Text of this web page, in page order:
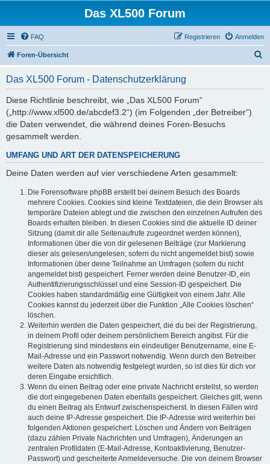
Das XL500 Forum
FAQ Anmelden
Registrieren
Foren-Übersicht
Das XL500 Forum - Datenschutzerklärung
Diese Richtlinie beschreibt, wie „Das XL500 Forum“
(„http://www.xl500.de/abcdef3.2“) (im Folgenden „der Betreiber“)
die Daten verwendet, die während deines Foren-Besuchs
gesammelt werden.
UMFANG UND ART DER DATENSPEICHERUNG
Deine Daten werden auf vier verschiedene Arten gesammelt:
Die Forensoftware phpBB erstellt bei deinem Besuch des Boards
mehrere Cookies. Cookies sind kleine Textdateien, die dein Browser als
temporäre Dateien ablegt und die zwischen den einzelnen Aufrufen des
Boards erhalten bleiben. In diesen Cookies sind die aktuelle ID deiner
Sitzung (damit dir alle Seitenaufrufe zugeordnet werden können),
Informationen über die von dir gelesenen Beiträge (zur Markierung
dieser als gelesen/ungelesen; sofern du nicht angemeldet bist) sowie
Informationen über deine Teilnahme an Umfragen (sofern du nicht
angemeldet bist) gespeichert. Ferner werden deine Benutzer-ID, ein
Authentifizierungsschlüssel und eine Session-ID gespeichert. Die
Cookies haben standardmäßig eine Gültigkeit von einem Jahr. Alle
Cookies kannst du jederzeit über die Funktion „Alle Cookies löschen“
löschen.
Weiterhin werden die Daten gespeichert, die du bei der Registrierung,
in deinem Profil oder deinem persönlichem Bereich angibst. Für die
Registrierung sind mindestens ein eindeutiger Benutzername, eine E-
Mail-Adresse und ein Passwort notwendig. Wenn durch den Betreiber
weitere Daten als notwendig festgelegt wurden, so ist dies für dich vor
deren Eingabe ersichtlich.
Wenn du einen Beitrag oder eine private Nachricht erstellst, so werden
die dort eingegebenen Daten ebenfalls gespeichert. Gleiches gilt, wenn
du einen Beitrag als Entwurf zwischenspeicherst. In diesen Fällen wird
auch deine IP-Adresse gespeichert. Die IP-Adresse wird weiterhin bei
folgenden Aktionen gespeichert: Löschen und Ändern von Beiträgen
(dazu zählen Private Nachrichten und Umfragen), Änderungen an
zentralen Profildaten (E-Mail-Adresse, Kontoaktivierung, Benutzer-
Passwort) und gescheiterte Anmeldeversuche. Die von deinem Browser